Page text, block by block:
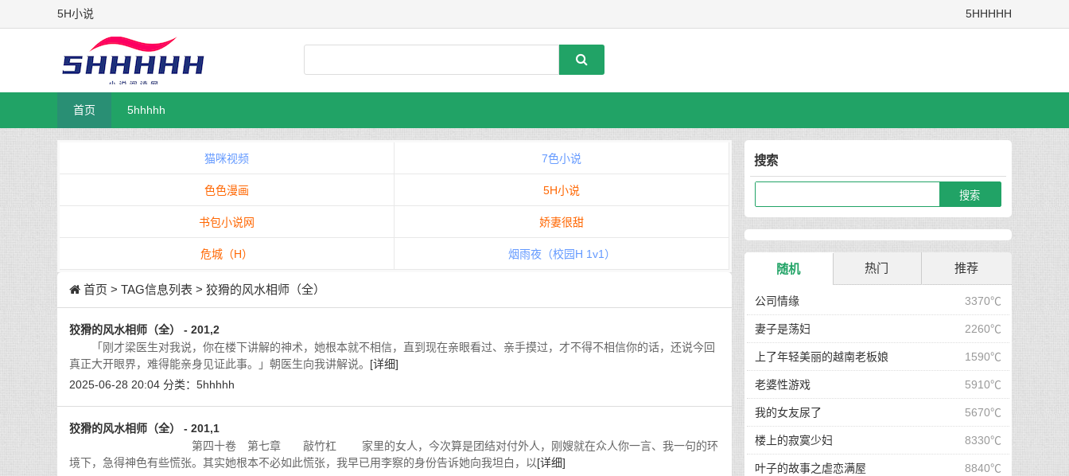
5H小说 5HHHHH
首页 5hhhhh
猫咪视频 7色小说
色色漫画 5H小说
书包小说网 娇妻很甜
危城（H） 烟雨夜（校园H 1v1）
首页 > TAG信息列表 > 狡猾的风水相师（全）
狡猾的风水相师（全） - 201,2
「刚才梁医生对我说，你在楼下讲解的神术，她根本就不相信，直到现在亲眼看过、亲手摸过，才不得不相信你的话，还说今回
真正大开眼界，难得能亲身见证此事。」朝医生向我讲解说。 [详细]
2025-06-28 20:04 分类： 5hhhhh
狡猾的风水相师（全） - 201,1
第四十卷 第七章 敲竹杠 家里的女人，今次算是团结对付外人，刚嫂就在众人你一言、我一句的环
境下，急得神色有些慌张。其实她根本不必如此慌张，我早已用李察的身份告诉她向我坦白，以[详细]
搜索
随机 热门 推荐
3370℃
公司情缘
2260℃
妻子是荡妇
1590℃
上了年轻美丽的越南老板娘
5910℃
老婆性游戏
5670℃
我的女友尿了
8330℃
楼上的寂寞少妇
8840℃
叶子的故事之虐恋满屋